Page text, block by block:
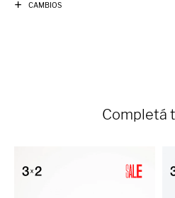
CAMBIOS
Completá